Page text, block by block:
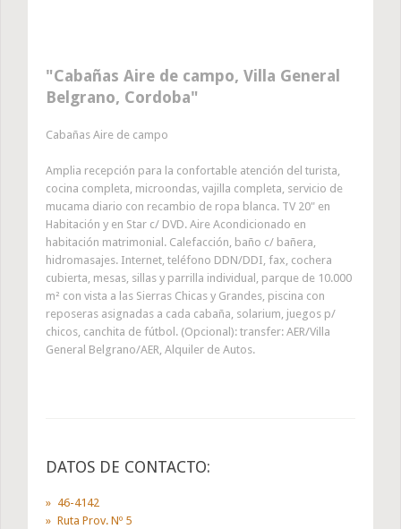
Cabañas Aire de campo, Villa General
Belgrano, Cordoba
Cabañas Aire de campo
Amplia recepción para la confortable atención del turista,
cocina completa, microondas, vajilla completa, servicio de
mucama diario con recambio de ropa blanca. TV 20" en
Habitación y en Star c/ DVD. Aire Acondicionado en
habitación matrimonial. Calefacción, baño c/ bañera,
hidromasajes. Internet, teléfono DDN/DDI, fax, cochera
cubierta, mesas, sillas y parrilla individual, parque de 10.000
m² con vista a las Sierras Chicas y Grandes, piscina con
reposeras asignadas a cada cabaña, solarium, juegos p/
chicos, canchita de fútbol. (Opcional): transfer: AER/Villa
General Belgrano/AER, Alquiler de Autos.
DATOS DE CONTACTO:
46-4142
Ruta Prov. Nº 5